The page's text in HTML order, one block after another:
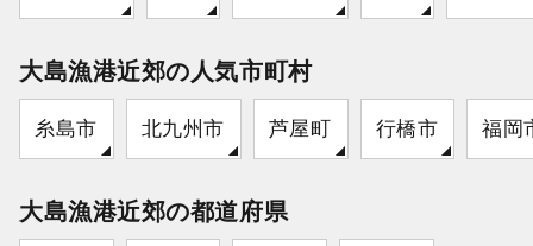
大島漁港近郊の人気市町村
糸島市 北九州市 芦屋町 行橋市 福岡
大島漁港近郊の都道府県